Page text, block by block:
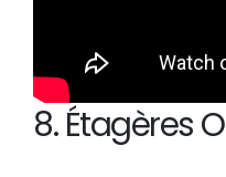
8. Étagères